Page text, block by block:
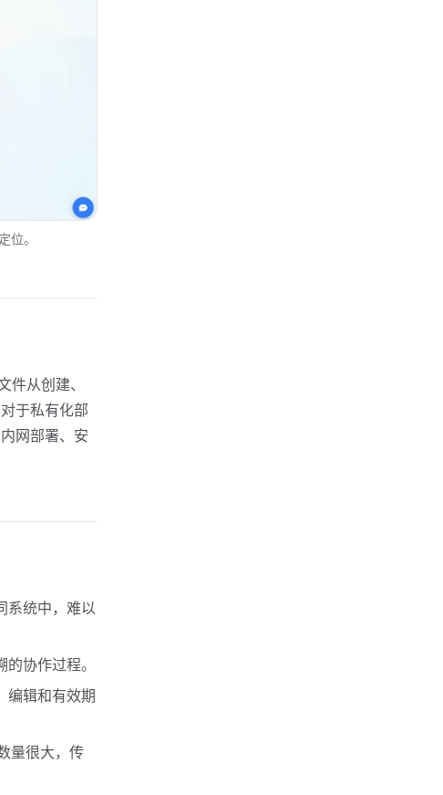
位。
件从创建、
于私有化部
网部署、安
系统中，难以
协作过程。
编辑和有效期
量很大，传